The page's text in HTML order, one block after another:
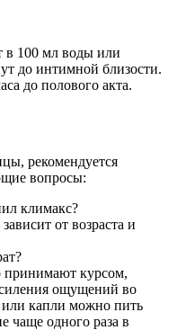
в 100 мл воды или
до интимной близости.
до полового акта.
рекомендуется
вопросы:
климакс?
от возраста и
принимают курсом,
ощущений во
капли можно пить
чаще одного раза в